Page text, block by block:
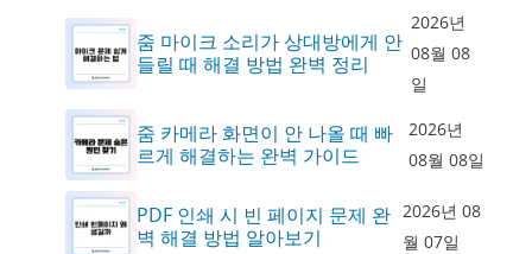
줌 마이크 소리가 상대방에게 안
들릴 때 해결 방법 완벽 정리
2026년
08월 08
일
줌 카메라 화면이 안 나올 때 빠
르게 해결하는 완벽 가이드
2026년
08월 08일
PDF 인쇄 시 빈 페이지 문제 완
벽 해결 방법 알아보기
2026년 08
월 07일